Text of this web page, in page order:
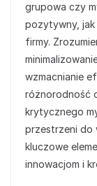
grupowa czy
pozytywny, jak
firmy.
wzmacnianie
różnorodność
krytycznego
przestrzeni do
kluczowe
innowacjom i